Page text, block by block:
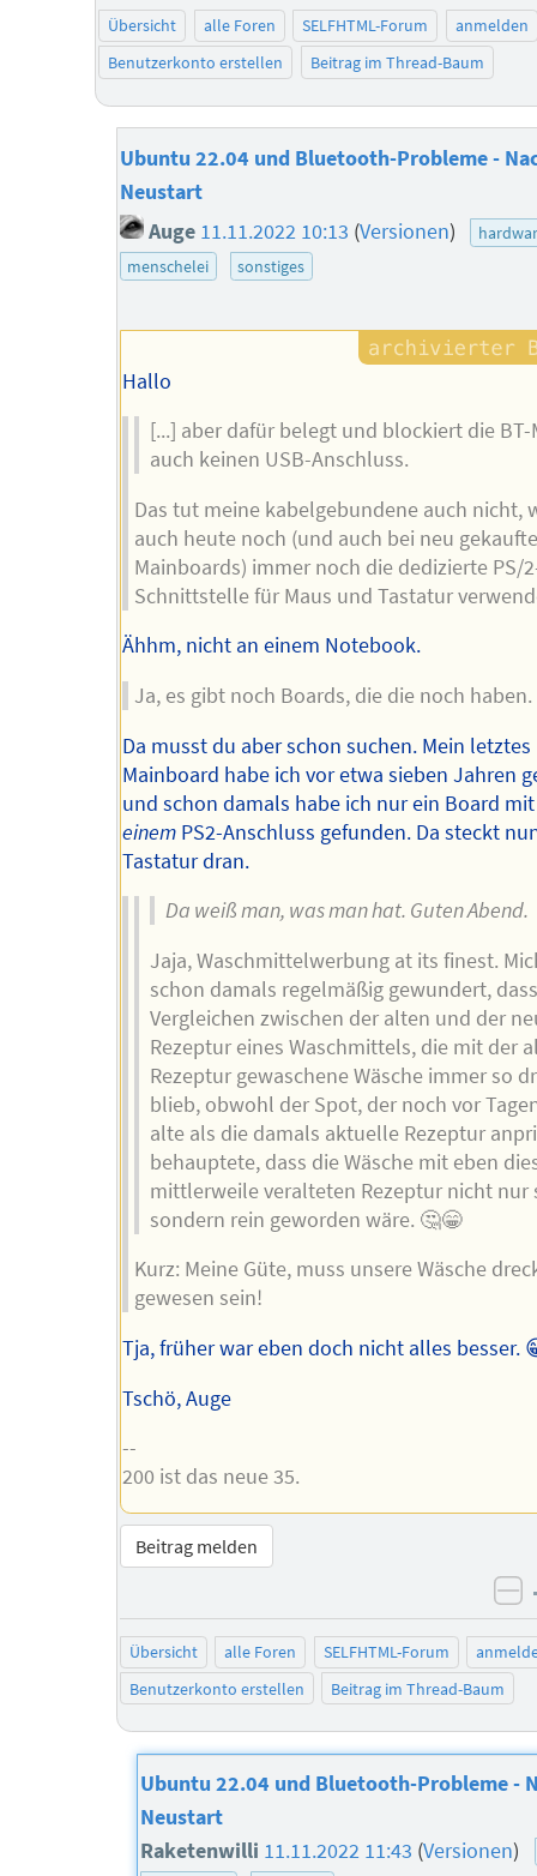
Übersicht alle Foren SELFHTML-Forum
anmelden
Benutzerkonto erstellen
Beitrag im Thread-Baum
Ubuntu 22.04 und Bluetooth-Probleme -
Neustart
Auge 11.11.2022 10:13 (Versionen)
menschelei
sonstiges
Hallo
[...] aber dafür belegt und blockiert die BT-
auch keinen USB-Anschluss.
Das tut meine kabelgebundene auch nicht,
auch heute noch (und auch bei neu
Mainboards) immer noch die dedizierte PS/
Schnittstelle für Maus und Tastatur
Ähhm, nicht an einem Notebook.
Ja, es gibt noch Boards, die die noch haben.
Da musst du aber schon suchen. Mein letztes
Mainboard habe ich vor etwa sieben Jahren
und schon damals habe ich nur ein Board
einem PS2-Anschluss gefunden. Da steckt
Tastatur dran.
Da weiß man, was man hat. Guten Abend.
Jaja, Waschmittelwerbung at its finest.
schon damals regelmäßig gewundert,
Vergleichen zwischen der alten und der
Rezeptur eines Waschmittels, die mit der
Rezeptur gewaschene Wäsche immer so
blieb, obwohl der Spot, der noch vor
alte als die damals aktuelle Rezeptur
behauptete, dass die Wäsche mit eben
mittlerweile veralteten Rezeptur nicht nur
sondern rein geworden wäre. 🤔😁
Kurz: Meine Güte, muss unsere Wäsche
gewesen sein!
Tja, früher war eben doch nicht alles besser.
Tschö, Auge
--
200 ist das neue 35.
Beitrag melden
Übersicht alle Foren SELFHTML-Forum
Benutzerkonto erstellen
Beitrag im Thread-Baum
Ubuntu 22.04 und Bluetooth-Probleme -
Neustart
Raketenwilli 11.11.2022 11:43 (Versionen)